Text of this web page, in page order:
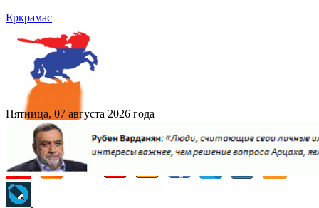
Еркрамас
Пятница, 07 августа 2026 года